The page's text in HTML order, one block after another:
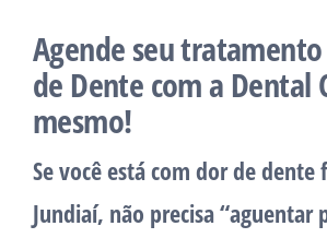
Agende seu
de Dente com a Dental
mesmo!
Se você está com dor de dente
Jundiaí, não precisa “aguentar